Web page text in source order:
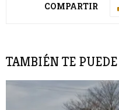
COMPARTIR
TAMBIÉN TE